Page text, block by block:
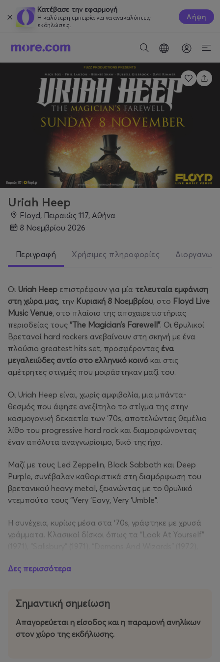
Κατέβασε την εφαρμογή
Η καλύτερη εμπειρία για να ανακαλύπτεις
εκδηλώσεις.
Λήψη
Uriah Heep
Floyd, Πειραιώς 117, Αθήνα
8 Νοεμβρίου 2026
Περιγραφή Χρήσιμες πληροφορίες
Οι Uriah Heep επιστρέφουν για μία τελευταία εμφάνιση
στη χώρα μας, την Κυριακή 8 Νοεμβρίου, στο Floyd Live
Music Venue, στο πλαίσιο της αποχαιρετιστήριας
περιοδείας τους “The Magician’s Farewell”. Οι θρυλικοί
Βρετανοί hard rockers ανεβαίνουν στη σκηνή με ένα
πλούσιο greatest hits set, προσφέροντας ένα
μεγαλειώδες αντίο στο ελληνικό κοινό και στις
αμέτρητες στιγμές που μοιράστηκαν μαζί του.
Οι Uriah Heep είναι, χωρίς αμφιβολία, μια μπάντα-
θεσμός που άφησε ανεξίτηλο το στίγμα της στην
κοσμογονική δεκαετία των ‘70s, αποτελώντας θεμέλιο
λίθο του progressive hard rock και διαμορφώνοντας
έναν απόλυτα αναγνωρίσιμο, δικό της ήχο.
Μαζί με τους Led Zeppelin, Black Sabbath και Deep
Purple, συνέβαλαν καθοριστικά στη διαμόρφωση του
βρετανικού heavy metal, ξεκινώντας με το θρυλικό
ντεμπούτο τους “Very ‘Eavy, Very ‘Umble”.
Η συνέχεια, κυρίως μέσα στα ‘70s, γράφτηκε με χρυσά
γράμματα. Κλασικοί δίσκοι όπως τα “Look At Yourself”
μεταγενέστερες κυκλοφορίες όπως τα “Sea Of Light”
“Gypsy”, “July Morning”, “Easy Livin’”, “Sunrise” και “Lady in
Black”.
Η χαρακτηριστική χρήση πολυφωνικών φωνητικών σε
Δες περισσότερα
Σημαντική σημείωση
Απαγορεύεται η είσοδος και η παραμονή ανηλίκων
στον χώρο της εκδήλωσης.